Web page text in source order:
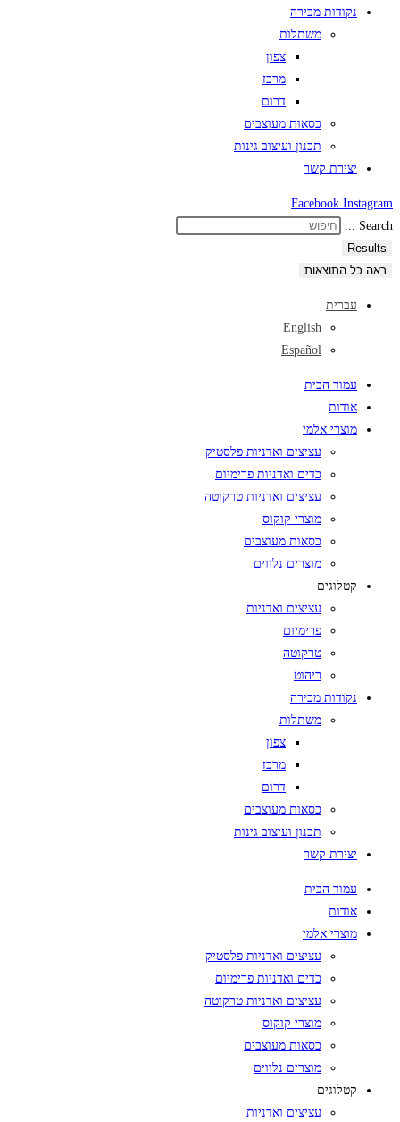
נקודות מכירה
משתלות
צפון
מרכז
דרום
כסאות מעוצבים
תכנון ועיצוב גינות
יצירת קשר
Facebook Instagram
Search ...
Results
ראה כל התוצאות
עברית
English
Español
עמוד הבית
אודות
מוצרי אלמי
עציצים ואדניות פלסטיק
כדים ואדניות פרימיום
עציצים ואדניות טרקוטה
מוצרי קוקוס
כסאות מעוצבים
מוצרים נלווים
קטלוגים
עציצים ואדניות
פרימיום
טרקוטה
ריהוט
נקודות מכירה
משתלות
צפון
מרכז
דרום
כסאות מעוצבים
תכנון ועיצוב גינות
יצירת קשר
עמוד הבית
אודות
מוצרי אלמי
עציצים ואדניות פלסטיק
כדים ואדניות פרימיום
עציצים ואדניות טרקוטה
מוצרי קוקוס
כסאות מעוצבים
מוצרים נלווים
קטלוגים
עציצים ואדניות